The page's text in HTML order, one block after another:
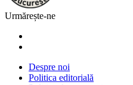
Urmărește-ne
Despre noi
Politica editorială